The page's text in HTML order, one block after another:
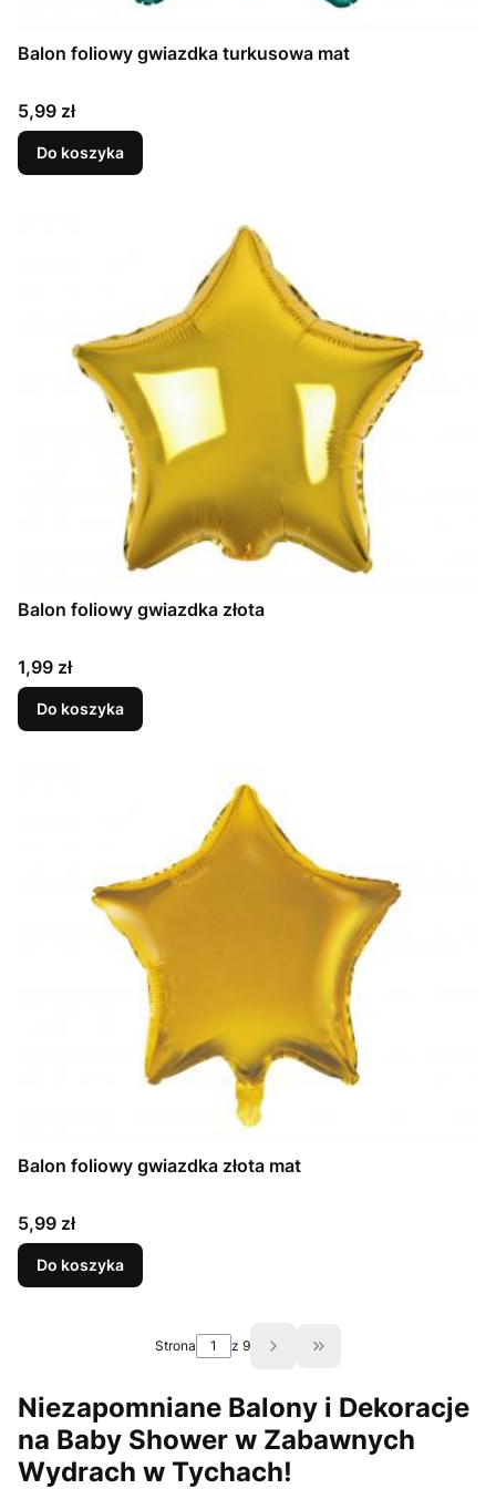
Balon foliowy gwiazdka turkusowa mat
Cena
5,99 zł
Do koszyka
Balon foliowy gwiazdka złota
Cena
1,99 zł
Do koszyka
Balon foliowy gwiazdka złota mat
Cena
5,99 zł
Do koszyka
Strona z 9 Przejdź do ostatniej
Niezapomniane Balony i Dekoracje
na Baby Shower w Zabawnych
Wydrach w Tychach!